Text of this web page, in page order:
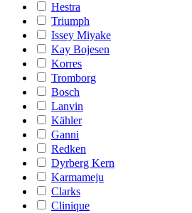
Hestra
Triumph
Issey Miyake
Kay Bojesen
Korres
Tromborg
Bosch
Lanvin
Kähler
Ganni
Redken
Dyrberg Kern
Karmameju
Clarks
Clinique